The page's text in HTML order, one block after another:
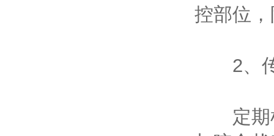
控部位
2、传
定期检